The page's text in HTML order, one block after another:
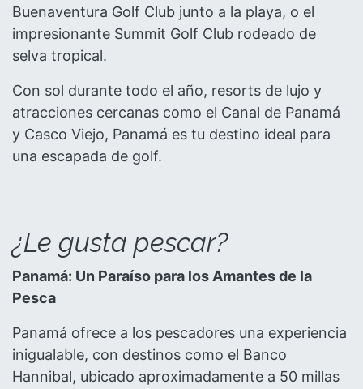
Buenaventura Golf Club junto a la playa, o el
impresionante Summit Golf Club rodeado de
selva tropical.
Con sol durante todo el año, resorts de lujo y
atracciones cercanas como el Canal de Panamá
y Casco Viejo, Panamá es tu destino ideal para
una escapada de golf.
¿Le gusta pescar?
Panamá: Un Paraíso para los Amantes de la
Pesca
Panamá ofrece a los pescadores una experiencia
inigualable, con destinos como el Banco
Hannibal, ubicado aproximadamente a 50 millas